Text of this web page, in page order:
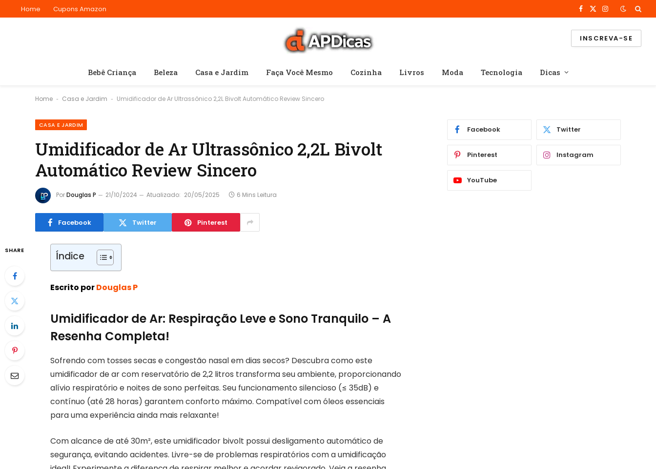
Home Cupons Amazon Facebook
X
Instagram
INSCREVA-SE
Bebê Criança Beleza Casa e Jardim Faça Você Mesmo Cozinha Livros Moda Tecnologia Dicas
Home - Casa e Jardim - Umidificador de Ar Ultrassônico 2,2L Bivolt Automático Review Sincero
CASA E JARDIM
Umidificador de Ar Ultrassônico 2,2L Bivolt
Automático Review Sincero
PorDouglas P 21/10/2024 Atualizado: 20/05/2025 6 Mins Leitura
Facebook Twitter Pinterest
SHARE Índice
Escrito porDouglas P
Umidificador de Ar: Respiração Leve e Sono Tranquilo – A
Resenha Completa!
Sofrendo com tosses secas e congestão nasal em dias secos? Descubra como este
umidificador de ar com reservatório de 2,2 litros transforma seu ambiente, proporcionando
alívio respiratório e noites de sono perfeitas. Seu funcionamento silencioso (≤ 35dB) e
contínuo (até 28 horas) garantem conforto máximo. Compatível com óleos essenciais
para uma experiência ainda mais relaxante!
Com alcance de até 30m², este umidificador bivolt possui desligamento automático de
segurança, evitando acidentes. Livre-se de problemas respiratórios com a umidificação
Facebook Twitter
Pinterest Instagram
YouTube